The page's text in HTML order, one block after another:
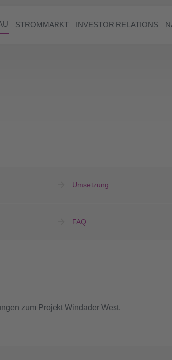
STROMMARKT INVESTOR RELATIONS
Umsetzung
FAQ
zum Projekt Windader West.